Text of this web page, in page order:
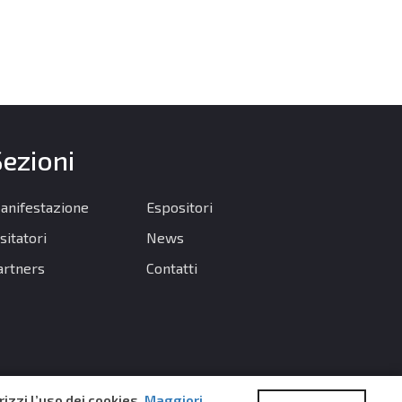
Espositori
News
Contatti